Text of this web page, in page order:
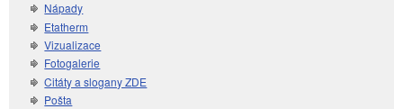
Nápady
Etatherm
Vizualizace
Fotogalerie
Citáty a slogany ZDE
Pošta